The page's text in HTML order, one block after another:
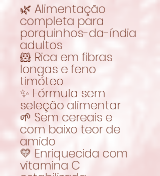
🌿 Alimentação
completa para
porquinhos-da-índia
adultos
🐹 Rica em fibras
longas e feno
timóteo
✨ Fórmula sem
seleção alimentar
🌱 Sem cereais e
com baixo teor de
amido
💛 Enriquecida com
vitamina C